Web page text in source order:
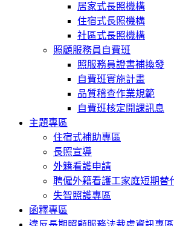
居家式長照機構
住宿式長照機構
社區式長照機構
照顧服務員自費班
照服務員證書補換發
自費班實施計畫
品質稽查作業規範
自費班核定開課訊息
主題專區
住宿式補助專區
長照宣導
外籍看護申請
聘僱外籍看護工家庭短期替
失智照護專區
函釋專區